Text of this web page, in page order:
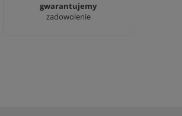
gwarantujemy
zadowolenie